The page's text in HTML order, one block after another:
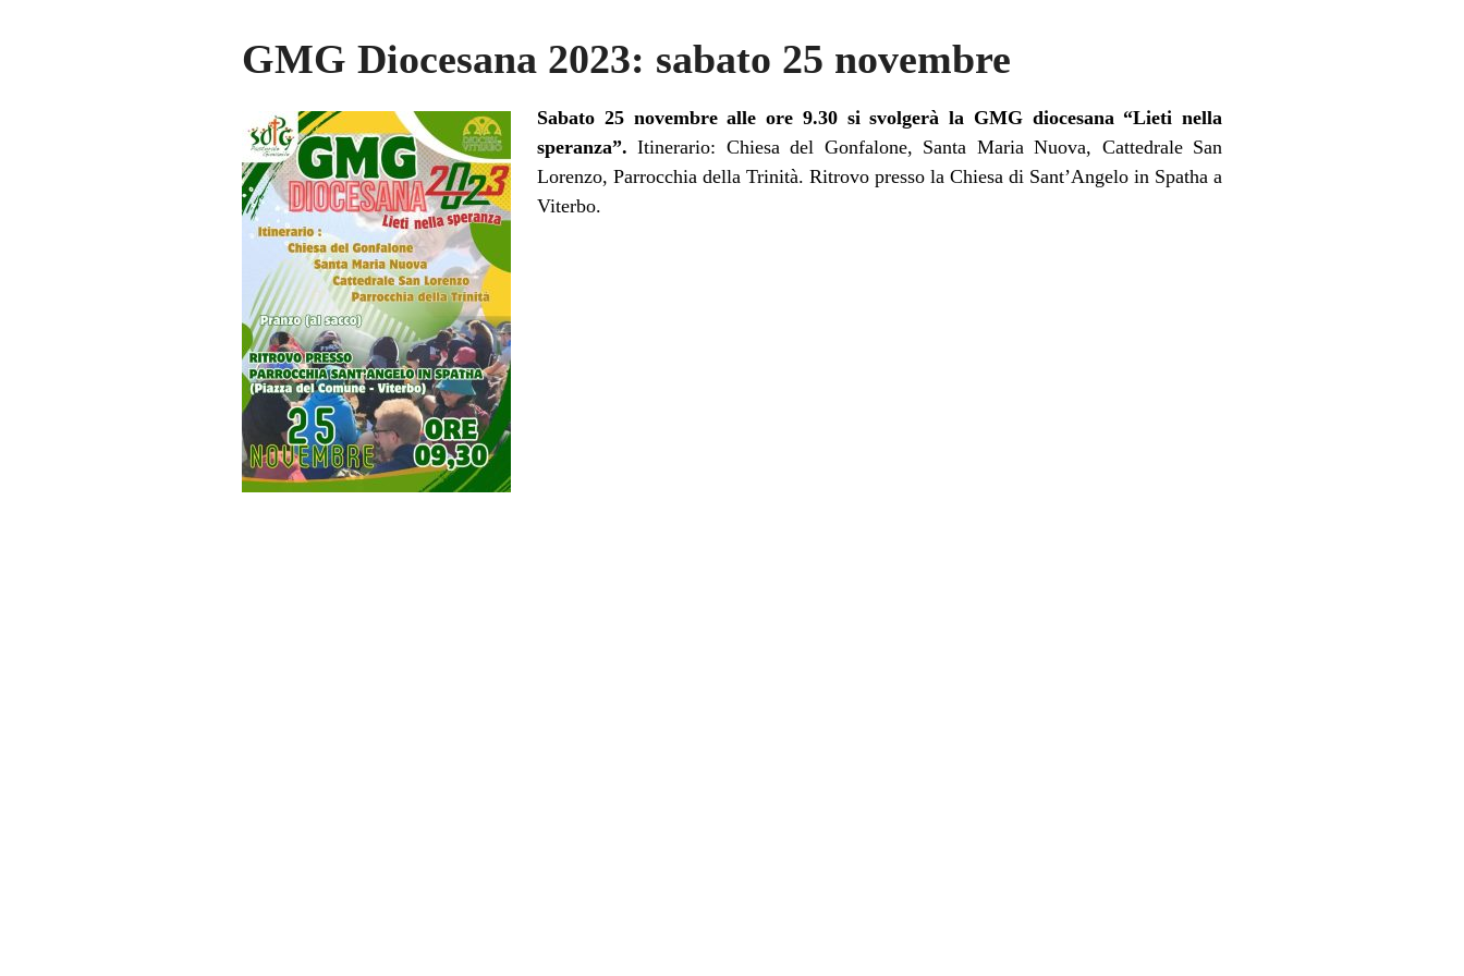
GMG Diocesana 2023: sabato 25 novembre
Sabato 25 novembre alle ore 9.30 si svolgerà la GMG diocesana “Lieti nella
speranza”. Itinerario: Chiesa del Gonfalone, Santa Maria Nuova, Cattedrale San
Lorenzo, Parrocchia della Trinità. Ritrovo presso la Chiesa di Sant’Angelo in Spatha a
Viterbo.